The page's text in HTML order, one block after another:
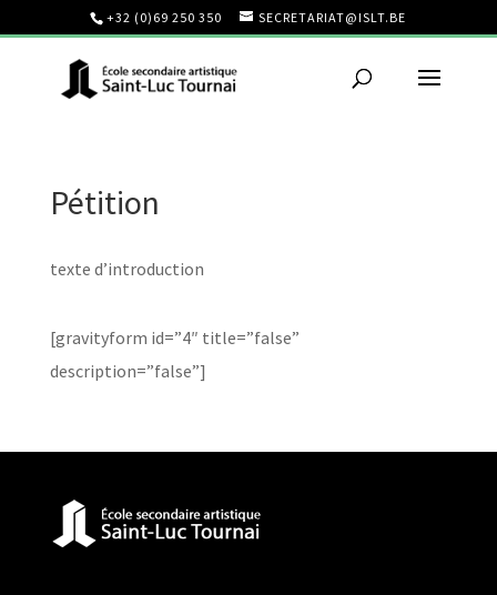
+32 (0)69 250 350 SECRETARIAT@ISLT.BE
Pétition
texte d’introduction
[gravityform id=”4″ title=”false”
description=”false”]